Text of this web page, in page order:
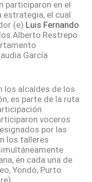
participaron en el
estrategia, el cual
(e) Luis Fernando
Alberto Restrepo
García
los alcaldes de los
es parte de la ruta
voceros
por las
los talleres
en cada una de
Yondó, Purto